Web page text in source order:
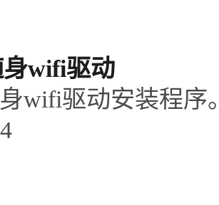
身wifi驱动
wifi驱动安装程序